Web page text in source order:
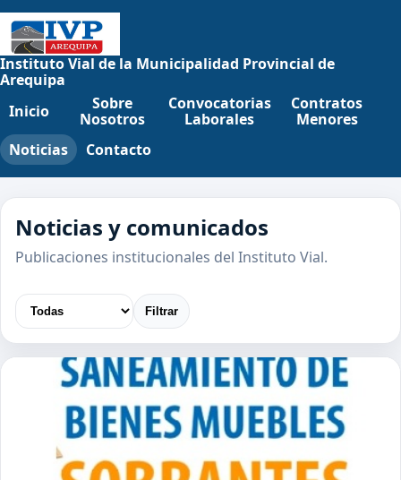
Instituto Vial de la Municipalidad Provincial de
Arequipa
Inicio
Sobre
Nosotros
Convocatorias
Laborales
Contratos
Menores
Noticias
Contacto
Noticias y comunicados
Publicaciones institucionales del Instituto Vial.
Filtrar